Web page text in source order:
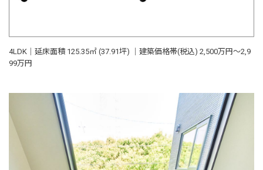
4LDK｜延床面積 125.35㎡ (37.91坪) ｜建築価格帯(税込) 2,500万円～2,9
99万円